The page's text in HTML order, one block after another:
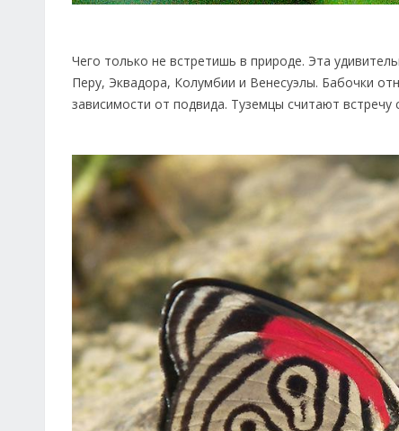
Чего только не встретишь в природе. Эта
Перу, Эквадора, Колумбии и Венесуэлы. Бабочки
зависимости от подвида. Туземцы считают встречу